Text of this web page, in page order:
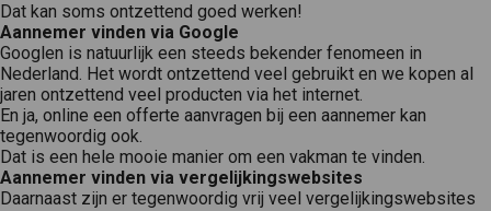
Dat kan soms ontzettend goed werken!
Aannemer vinden via Google
Googlen is natuurlijk een steeds bekender fenomeen in
Nederland. Het wordt ontzettend veel gebruikt en we kopen al
jaren ontzettend veel producten via het internet.
En ja, online een offerte aanvragen bij een aannemer kan
tegenwoordig ook.
Dat is een hele mooie manier om een vakman te vinden.
Aannemer vinden via vergelijkingswebsites
Daarnaast zijn er tegenwoordig vrij veel vergelijkingswebsites